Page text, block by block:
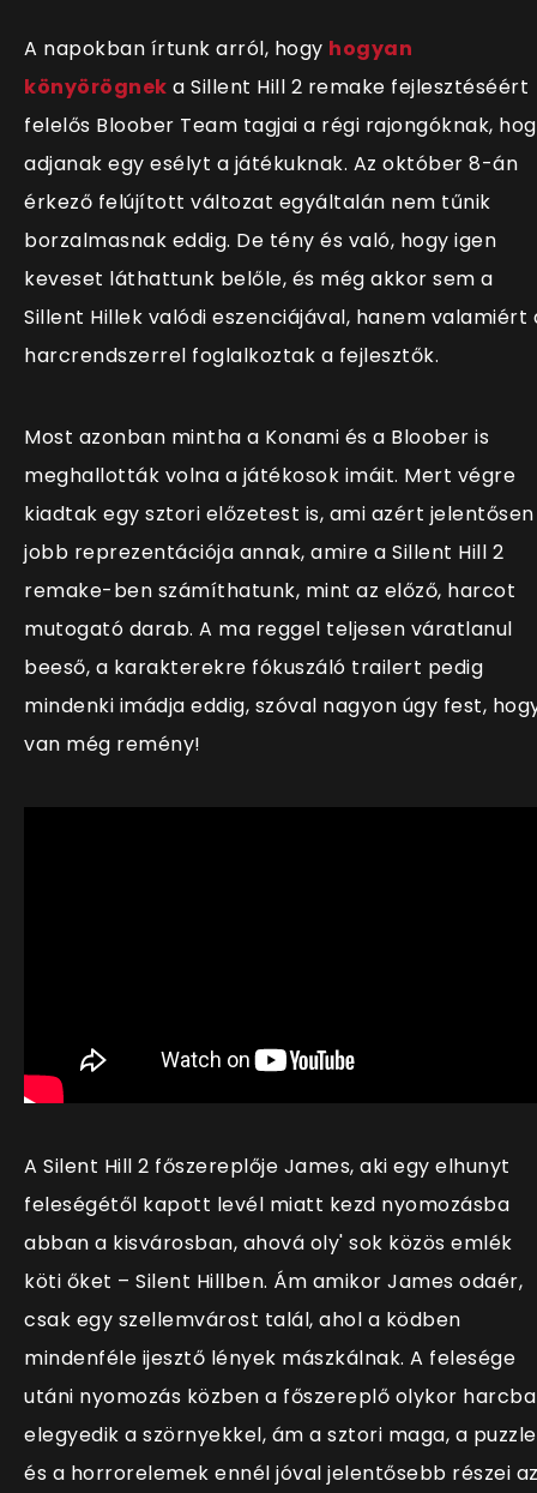
A napokban írtunk arról, hogy hogyan
könyörögnek a Sillent Hill 2 remake fejlesztéséért
felelős Bloober Team tagjai a régi rajongóknak,
adjanak egy esélyt a játékuknak. Az október 8-án
érkező felújított változat egyáltalán nem tűnik
borzalmasnak eddig. De tény és való, hogy igen
keveset láthattunk belőle, és még akkor sem a
Sillent Hillek valódi eszenciájával, hanem valamiért
harcrendszerrel foglalkoztak a fejlesztők.
Most azonban mintha a Konami és a Bloober is
meghallották volna a játékosok imáit. Mert végre
kiadtak egy sztori előzetest is, ami azért jelentősen
jobb reprezentációja annak, amire a Sillent Hill 2
remake-ben számíthatunk, mint az előző, harcot
mutogató darab. A ma reggel teljesen váratlanul
beeső, a karakterekre fókuszáló trailert pedig
mindenki imádja eddig, szóval nagyon úgy fest,
van még remény!
A Silent Hill 2 főszereplője James, aki egy elhunyt
feleségétől kapott levél miatt kezd nyomozásba
abban a kisvárosban, ahová oly' sok közös emlék
köti őket – Silent Hillben. Ám amikor James odaér,
csak egy szellemvárost talál, ahol a ködben
mindenféle ijesztő lények mászkálnak. A felesége
utáni nyomozás közben a főszereplő olykor harcba
elegyedik a szörnyekkel, ám a sztori maga, a puzzle
és a horrorelemek ennél jóval jelentősebb részei